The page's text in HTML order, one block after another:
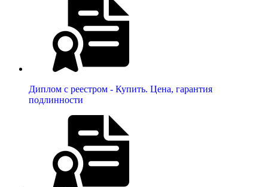
Диплом с реестром - Купить. Цена, гарантия
подлинности